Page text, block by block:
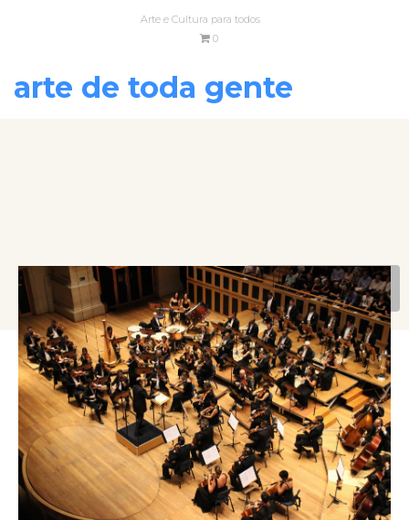
Arte e Cultura para todos
0
arte de toda gente
VOLTAR